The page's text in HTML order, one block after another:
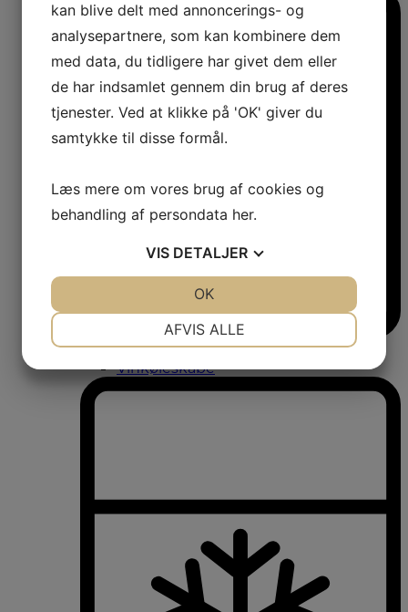
Vinkøleskabe
Vinkøleskabe
kan blive delt med annoncerings- og
analysepartnere, som kan kombinere dem
med data, du tidligere har givet dem eller
de har indsamlet gennem din brug af deres
tjenester. Ved at klikke på 'OK' giver du
samtykke til disse formål.
Læs mere om vores brug af cookies og
behandling af persondata her.
VIS DETALJER
AFVIS ALLE
OK